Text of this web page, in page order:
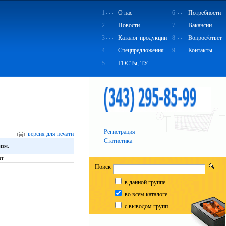
1 О нас 6
Потребности
2
Новости 7
Вакансии
3
Каталог продукции 8
Вопрос/ответ
4
Спецпредложения 9
Контакты
5
ГОСТы, ТУ
версия для печати
Регистрация
Статистика
Поиск
в данной группе
во всем каталоге
с выводом групп